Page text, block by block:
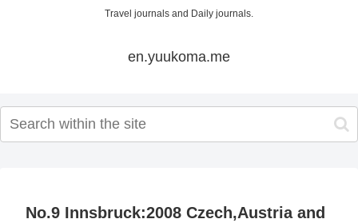
Travel journals and Daily journals.
en.yuukoma.me
No.9 Innsbruck:2008 Czech,Austria and